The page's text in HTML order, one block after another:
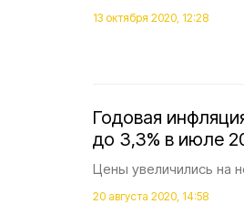
13 октября 2020, 12:28
Годовая
до 3,3% в июле
Цены увеличились на
20 августа 2020, 14:58